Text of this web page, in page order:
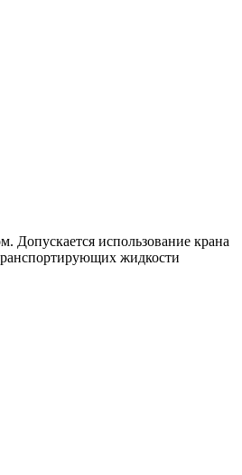
Допускается использование крана
жидкости